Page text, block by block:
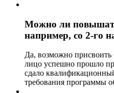
Можно ли
например, со 2-го
Да, возможно присвоить
лицо успешно прошло
сдало
требования программы